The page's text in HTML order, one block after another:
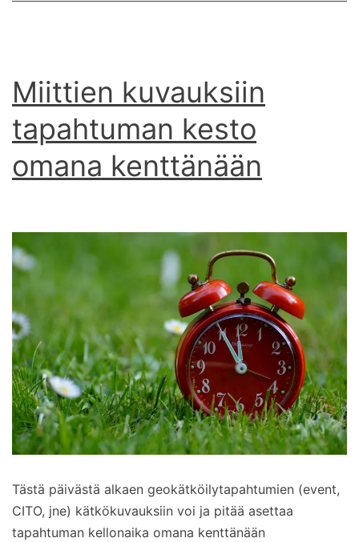
Miittien kuvauksiin
tapahtuman kesto
omana kenttänään
Tästä päivästä alkaen geokätköilytapahtumien (event,
CITO, jne) kätkökuvauksiin voi ja pitää asettaa
tapahtuman kellonaika omana kenttänään